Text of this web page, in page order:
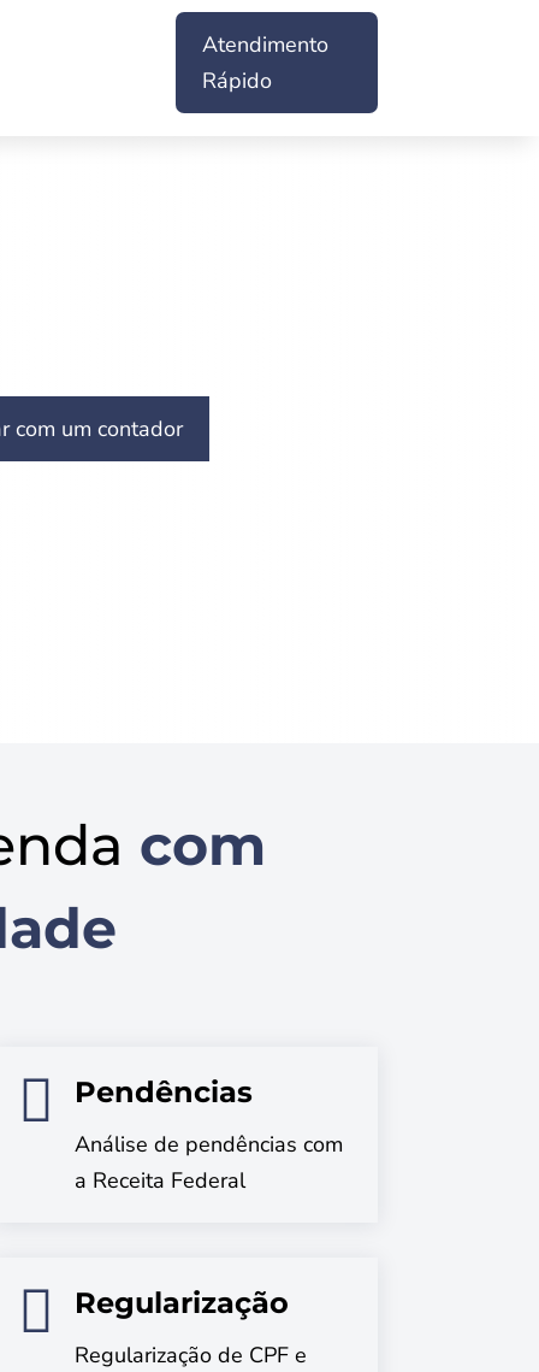
Atendimento
Rápido
com um contador
com
 Pendências
Análise de pendências com
a Receita Federal
 Regularização
Regularização de CPF e